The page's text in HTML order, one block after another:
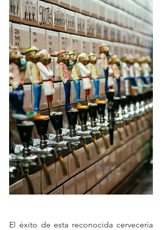
El éxito de esta reconocida cervecería